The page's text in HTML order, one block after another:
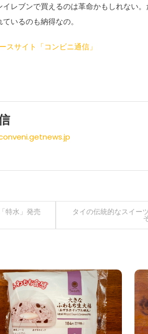
レブンで買えるのは革命かもしれない
いるのも納得なの。
スサイト「コンビニ通信」
特水」発売 タイの伝統的なスイー